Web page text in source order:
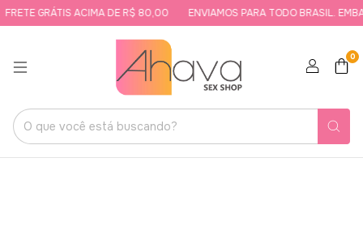
GRÁTIS ACIMA DE R$ 80,00 ENVIAMOS PARA TODO BRASIL.
0